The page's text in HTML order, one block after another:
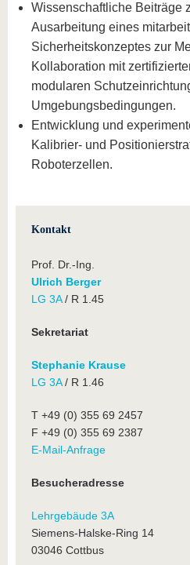
Wissenschaftliche Beiträge
Ausarbeitung eines
Sicherheitskonzeptes zur
Kollaboration mit
modularen
Umgebungsbedingungen.
Entwicklung und
Kalibrier- und
Roboterzellen.
Kontakt
Prof. Dr.-Ing.
Ulrich Berger
LG 3A/ R 1.45
Sekretariat
Stephanie Krause
LG 3A/ R 1.46
T +49 (0) 355 69 2457
F +49 (0) 355 69 2387
E-Mail-Anfrage
Besucheradresse
Lehrgebäude 3A
Siemens-Halske-Ring 14
03046 Cottbus